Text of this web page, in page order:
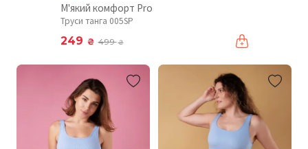
М'який комфорт Pro
Труси танга 005SP
249 ₴ 499₴